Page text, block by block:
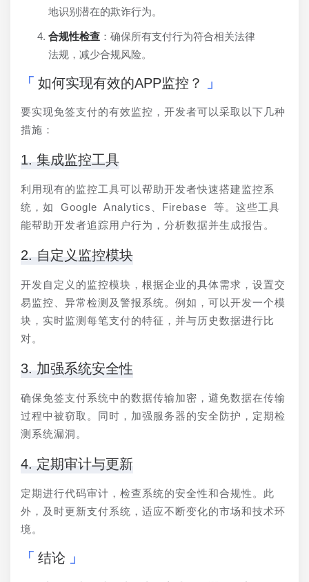
地识别潜在的欺诈行为。
合规性检查 ：确保所有支付行为符合相关法律
法规，减少合规风险。
如何实现有效的APP监控？
要实现免签支付的有效监控，开发者可以采取以下几种
措施：
1. 集成监控工具
利用现有的监控工具可以帮助开发者快速搭建监控系
统，如 Google Analytics、Firebase 等。这些工具
能帮助开发者追踪用户行为，分析数据并生成报告。
2. 自定义监控模块
开发自定义的监控模块，根据企业的具体需求，设置交
易监控、异常检测及警报系统。例如，可以开发一个模
块，实时监测每笔支付的特征，并与历史数据进行比
对。
3. 加强系统安全性
确保免签支付系统中的数据传输加密，避免数据在传输
过程中被窃取。同时，加强服务器的安全防护，定期检
测系统漏洞。
4. 定期审计与更新
定期进行代码审计，检查系统的安全性和合规性。此
外，及时更新支付系统，适应不断变化的市场和技术环
境。
结论